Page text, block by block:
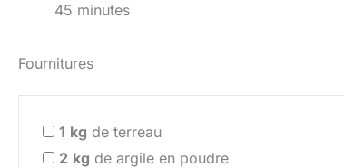
45 minutes
Fournitures
1 kg de terreau
2 kg de argile en poudre